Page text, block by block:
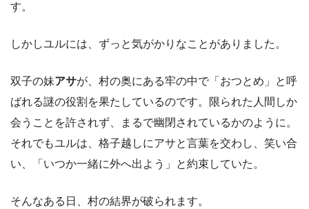
す。
しかしユルには、ずっと気がかりなことがありました。
双子の妹アサが、村の奥にある牢の中で「おつとめ」と呼
ばれる謎の役割を果たしているのです。限られた人間しか
会うことを許されず、まるで幽閉されているかのように。
それでもユルは、格子越しにアサと言葉を交わし、笑い合
い、「いつか一緒に外へ出よう」と約束していた。
そんなある日、村の結界が破られます。